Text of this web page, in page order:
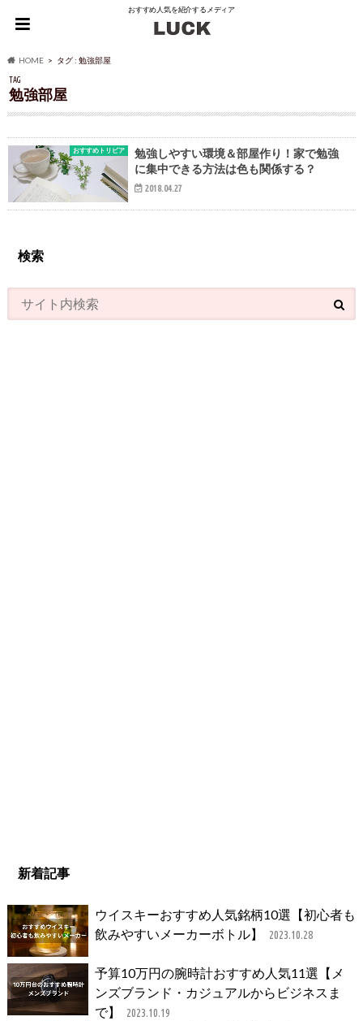
おすすめ人気を紹介するメディア
HOME タグ : 勉強部屋
TAG
勉強部屋
おすすめトリビア
勉強しやすい環境＆部屋作り！家で勉強
に集中できる方法は色も関係する？
2018.04.27
検索
新着記事
ウイスキーおすすめ人気銘柄10選【初心者も
飲みやすいメーカーボトル】
2023.10.28
予算10万円の腕時計おすすめ人気11選【メ
ンズブランド・カジュアルからビジネスま
で】
2023.10.19